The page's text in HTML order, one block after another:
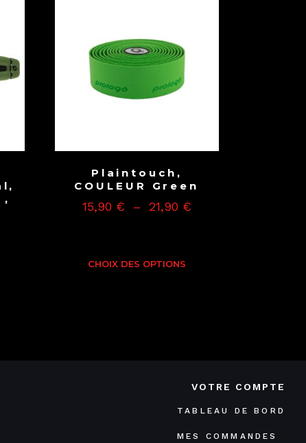
,
Plaintouch,
COULEUR Green
15,90 € – 21,90 €
CHOIX DES OPTIONS
VOTRE COMPTE
TABLEAU DE BORD
MES COMMANDES